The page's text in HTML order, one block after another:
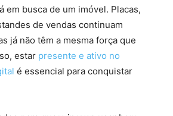
em busca de um imóvel. Placas,
de vendas continuam
já não têm a mesma força que
estar presente e ativo no
é essencial para conquistar